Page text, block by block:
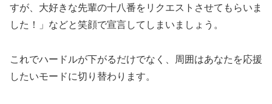
すが、大好きな先輩の十八番をリクエストさせてもらいま
した！」などと笑顔で宣言してしまいましょう。
これでハードルが下がるだけでなく、周囲はあなたを応援
したいモードに切り替わります。